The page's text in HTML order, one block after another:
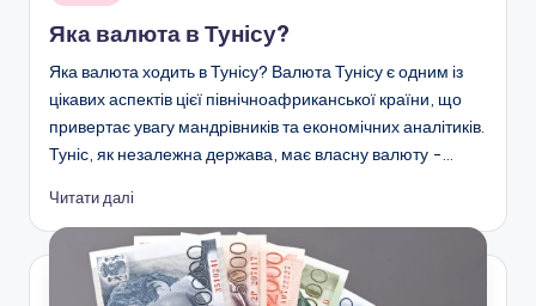
Яка валюта в Тунісу?
Яка валюта ходить в Тунісу? Валюта Тунісу є одним із
цікавих аспектів цієї північноафриканської країни, що
привертає увагу мандрівників та економічних аналітиків.
Туніс, як незалежна держава, має власну валюту -…
Читати далі